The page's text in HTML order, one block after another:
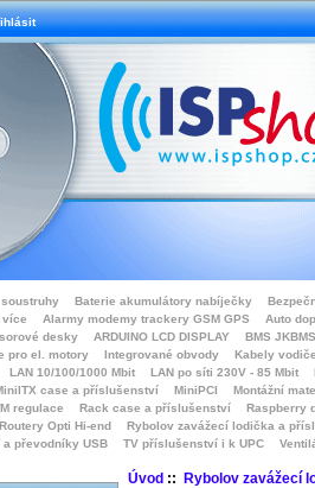
soustruhy Baterie akumulátory nabíječky
více
Alarmy modemy trackery GSM GPS
Auto
desky
ARDUINO LCD DISPLAY
BMS
pro el. motory
Integrované obvody
Kabely
LAN 10/100/1000 Mbit LAN po síti 230V - 85 Mbit
case a příslušenství MiniPCI
Montážní
regulace Rack case a příslušenství
Raspberry
Routery Opti Hi-end
Rybolov zavážecí lodička a přísl
převodníky USB
TV příslušenství i k UPC
Úvod:: Rybolov zavážecí